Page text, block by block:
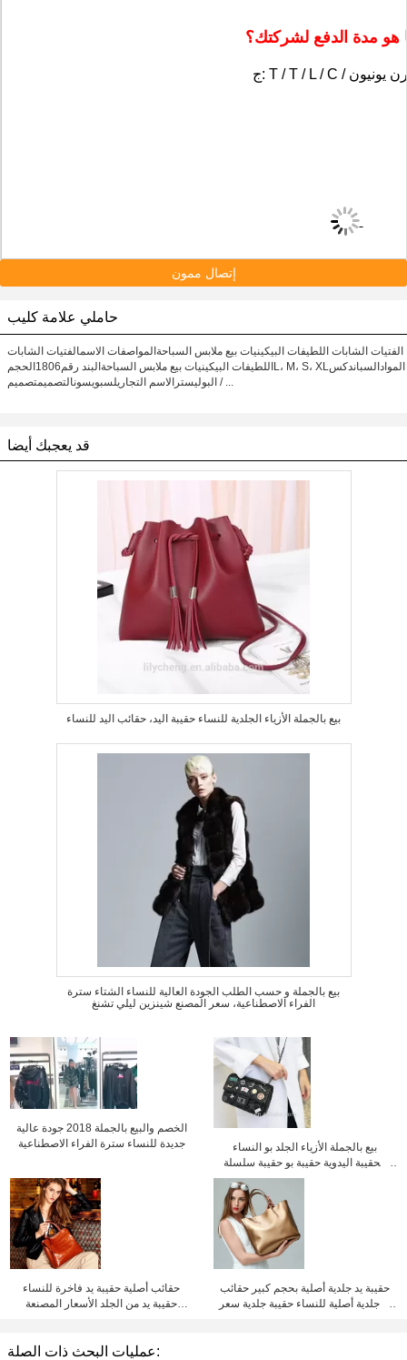
مدة الدفع لشركتك؟
إتصال ممون
حاملي علامة كليب
الفتيات الشابات اللطيفات البيكينيات بيع ملابس السباحةالمواصفات الاسمالفتيات الشابات
اللطيفات البيكينيات بيع ملابس السباحةالبند رقم1806الحجمL، M، S، XLالموادالسباندكس
/ البوليسترالاسم التجاريلسبويسونالتصميمتصميم ...
قد يعجبك أيضا
بيع بالجملة الأزياء الجلدية للنساء حقيبة اليد، حقائب اليد للنساء
بيع بالجملة و حسب الطلب الجودة العالية للنساء الشتاء سترة
الفراء الاصطناعية، سعر المصنع شينزين ليلي تشنغ
الخصم والبيع بالجملة 2018 جودة عالية
جديدة للنساء سترة الفراء الاصطناعية
بيع بالجملة الأزياء الجلد بو النساء
الحقيبة اليدوية حقيبة بو حقيبة سلسلة
الحقيبة ، حقيبة الجسم المتقاطع ،سعر
المصنع شينزين ليلي تشنغ
حقائب أصلية حقيبة يد فاخرة للنساء
حقيبة يد من الجلد الأسعار المصنعة
حقيبة يد جلدية أصلية بحجم كبير حقائب
يد جلدية أصلية للنساء حقيبة جلدية سعر
عمليات البحث ذات الصلة: